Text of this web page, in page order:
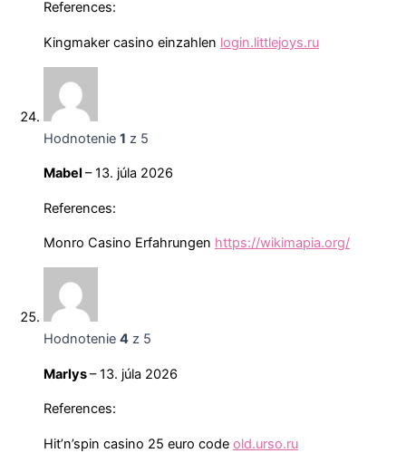
References:
Kingmaker casino einzahlen login.littlejoys.ru
Hodnotenie 1 z 5
Mabel – 13. júla 2026
References:
Monro Casino Erfahrungen https://wikimapia.org/
Hodnotenie 4 z 5
Marlys– 13. júla 2026
References:
Hit’n’spin casino 25 euro code old.urso.ru